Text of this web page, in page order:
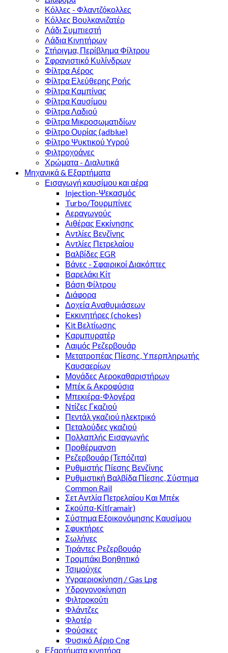
Κόλλες - Φλαντζόκολλες
Κόλλες Βουλκανιζατέρ
Λάδι Συμπιεστή
Λάδια Κινητήρων
Στήριγμα, Περίβλημα Φίλτρου
Σφραγιστικό Κυλίνδρων
Φίλτρα Αέρος
Φίλτρα Ελεύθερης Ροής
Φίλτρα Καμπίνας
Φίλτρα Καυσίμου
Φίλτρα Λαδιού
Φίλτρα Μικροσωµατιδίων
Φίλτρο Ουρίας (adblue)
Φίλτρο Ψυκτικού Υγρού
Φιλτροχοάνες
Χρώματα - Διαλυτικά
Μηχανικά & Εξαρτήματα
Εισαγωγή καυσίμου και αέρα
Injection-Ψεκασμός
Turbo/Τουρμπίνες
Αεραγωγούς
Αιθέρας Εκκίνησης
Αντλίες Βενζίνης
Αντλίες Πετρελαίου
Βαλβίδες EGR
Βάνες - Σφαιρικοί Διακόπτες
Βαρελάκι Κίτ
Βάση Φίλτρου
Διάφορα
Δοχεία Αναθυμιάσεων
Εκκινητήρες (chokes)
Κit Βελτίωσης
Καρμπυρατέρ
Λαιμός Ρεζερβουάρ
Μετατροπέας Πίεσης, Υπερπληρωτής
Καυσαερίων
Μονάδες Αεροκαθαριστήρων
Μπέκ & Ακροφύσια
Μπεκιέρα-Φλογέρα
Ντίζες Γκαζιού
Πεντάλ γκαζιού ηλεκτρικό
Πεταλούδες γκαζιού
Πολλαπλής Εισαγωγής
Προθέρμανση
Ρεζερβουάρ (Τεπόζιτα)
Ρυθμιστής Πίεσης Βενζίνης
Ρυθμιστική Βαλβίδα Πίεσης, Σύστημα
Common Rail
Σετ Αντλία Πετρελαίου Και Μπέκ
Σκούπα-Κίτ(ramair)
Σύστημα Εξοικονόμησης Καυσίμου
Σφυκτήρες
Σωλήνες
Τιράντες Ρεζερβουάρ
Τρομπάκι Βοηθητικό
Τσιμούχες
Υγραεριοκίνηση / Gas Lpg
Υδρογονοκίνηση
Φιλτροκούτι
Φλάντζες
Φλοτέρ
Φούσκες
Φυσικό Αέριο Cng
Εξαρτήματα κινητήρα